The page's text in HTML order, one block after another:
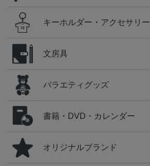
キーホルダー・アクセサリー
文房具
バラエティグッズ
書籍・DVD・カレンダー
オリジナルブランド